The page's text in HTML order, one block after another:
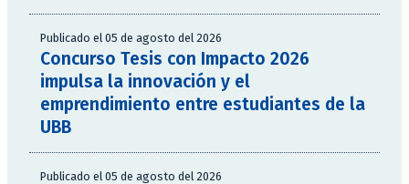
Publicado el 05 de agosto del 2026
Concurso Tesis con Impacto 2026
impulsa la innovación y el
emprendimiento entre estudiantes de la
UBB
Publicado el 05 de agosto del 2026